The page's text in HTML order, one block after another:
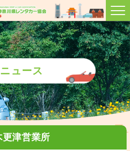
ニュース
更津営業所